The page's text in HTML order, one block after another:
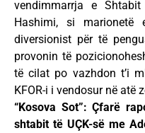
vendimmarrja e
Hashimi, si
diversionist për të
provonin të
të cilat po vazhdon t’i
KFOR-i i vendosur në atë
“Kosova Sot”: Çfarë
shtabit të UÇK-së me